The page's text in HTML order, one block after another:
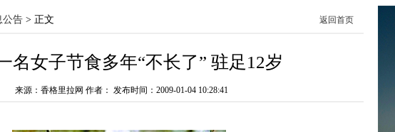
公告 > 正文 返回首页
名女子节食多年“不长了” 驻足12岁
来源：香格里拉网 作者： 发布时间：2009-01-04 10:28:41